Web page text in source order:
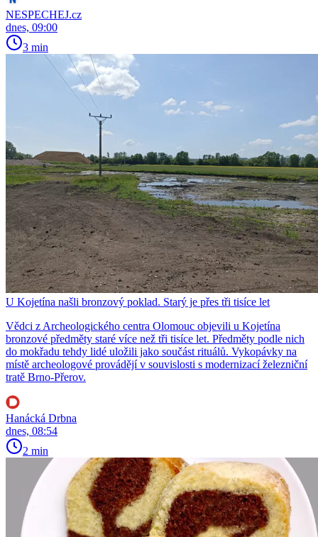
NESPECHEJ.cz
dnes, 09:00
3 min
U Kojetína našli bronzový poklad. Starý je přes tři tisíce let
Vědci z Archeologického centra Olomouc objevili u Kojetína
bronzové předměty staré více než tři tisíce let. Předměty podle nich
do mokřadu tehdy lidé uložili jako součást rituálů. Vykopávky na
místě archeologové provádějí v souvislosti s modernizací železniční
tratě Brno-Přerov.
Hanácká Drbna
dnes, 08:54
2 min